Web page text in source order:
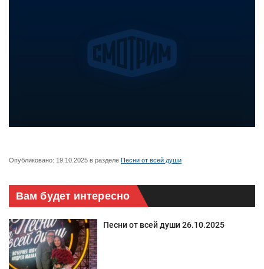
Опубликовано: 19.10.2025 в разделе Песни от всей души
Вам будет интересно
Песни от всей души 26.10.2025